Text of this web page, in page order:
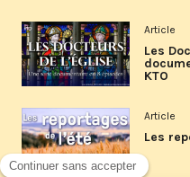
Article
Les
KTO
Article
Les